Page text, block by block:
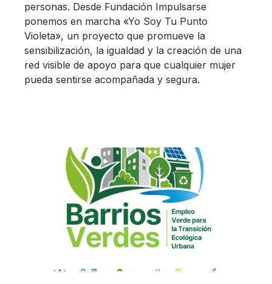
personas. Desde Fundación Impulsarse
ponemos en marcha «Yo Soy Tu Punto
Violeta», un proyecto que promueve la
sensibilización, la igualdad y la creación de una
red visible de apoyo para que cualquier mujer
pueda sentirse acompañada y segura.